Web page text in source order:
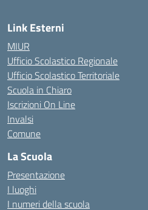
Link Esterni
MIUR
Ufficio Scolastico Regionale
Ufficio Scolastico Territoriale
Scuola in Chiaro
Iscrizioni On Line
Invalsi
Comune
La Scuola
Presentazione
I luoghi
I numeri della scuola